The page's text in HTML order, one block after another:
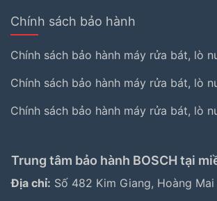
Chính sách bảo hành
Chính sách bảo hành máy rửa bát, lò
Chính sách bảo hành máy rửa bát, lò
Chính sách bảo hành máy rửa bát, lò
Trung tâm bảo hành BOSCH tại
Địa chỉ: Số 482 Kim Giang, Hoàng